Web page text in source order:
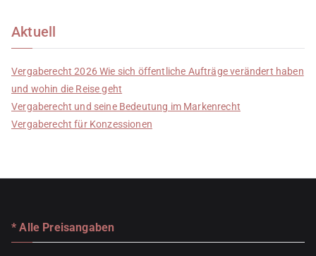
Aktuell
Vergaberecht 2026 Wie sich öffentliche Aufträge verändert haben
und wohin die Reise geht
Vergaberecht und seine Bedeutung im Markenrecht
Vergaberecht für Konzessionen
* Alle Preisangaben